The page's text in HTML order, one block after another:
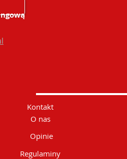
Kontakt
O nas
Opinie
Regulaminy